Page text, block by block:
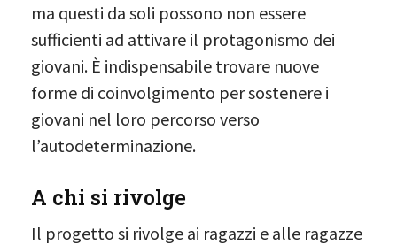
ma questi da soli possono non essere
sufficienti ad attivare il protagonismo dei
giovani. È indispensabile trovare nuove
forme di coinvolgimento per sostenere i
giovani nel loro percorso verso
l’autodeterminazione.
A chi si rivolge
Il progetto si rivolge ai ragazzi e alle ragazze